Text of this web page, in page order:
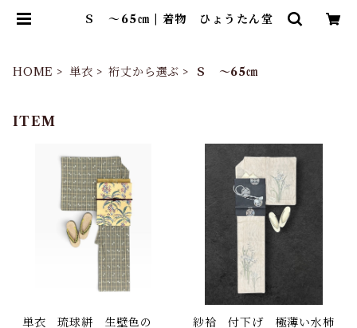
Ｓ ～65㎝ | 着物 ひょうたん堂
HOME 単衣 裄丈から選ぶ Ｓ ～65㎝
ITEM
単衣 琉球絣 生壁色の
紗袷 付下げ 極薄い水柿